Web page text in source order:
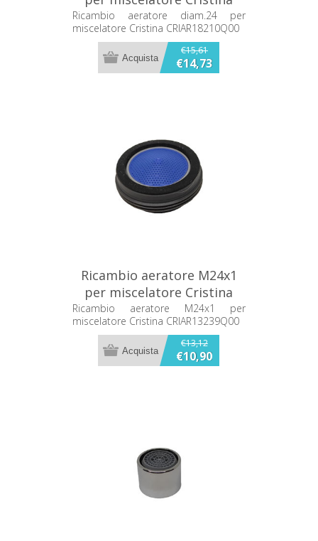
CRIAR18210Q00
Ricambio aeratore diam.24 per
miscelatore Cristina CRIAR18210Q00
€15,61
€14,73
Ricambio aeratore M24x1
per miscelatore Cristina
CRIAR13239Q00
Ricambio aeratore M24x1 per
miscelatore Cristina CRIAR13239Q00
€13,12
€10,90